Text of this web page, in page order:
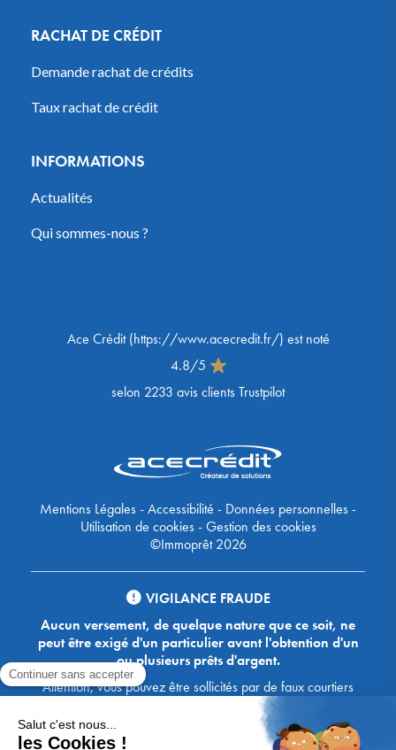
RACHAT DE CRÉDIT
Demande rachat de crédits
Taux rachat de crédit
INFORMATIONS
Actualités
Qui sommes-nous ?
Ace Crédit(https://www.acecredit.fr/) est noté
4.8/5
selon 2233 avis clients Trustpilot
Mentions Légales-Accessibilité - Données personnelles-
Utilisation de cookies-Gestion des cookies
©Immoprêt 2026
VIGILANCE FRAUDE
Aucun versement, de quelque nature que ce soit, ne
peut être exigé d'un particulier avant l'obtention d'un
ou plusieurs prêts d'argent.
Attention, vous pouvez être sollicités par de faux courtiers
Ace Crédit / Immoprêt, qui vous proposent de bénéficier de
crédits, en vous demandant de transmettre des documents,
des fonds, des coordonnées bancaires, etc. Soyez vigilants :